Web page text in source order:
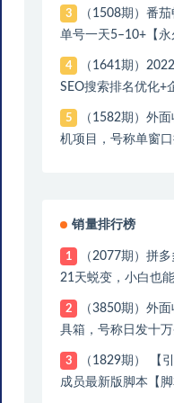
3
（1508期）番
单号一天5–10+【永
4
（1641期）
SEO搜索排名优化+
5
（1582期）外
机项目，号称单窗
销量排行榜
1
（2077期）拼
21天蜕变，小白也
2
（3850期）外
具箱，号称日发十
3
（1829期） 【
成员最新版脚本【